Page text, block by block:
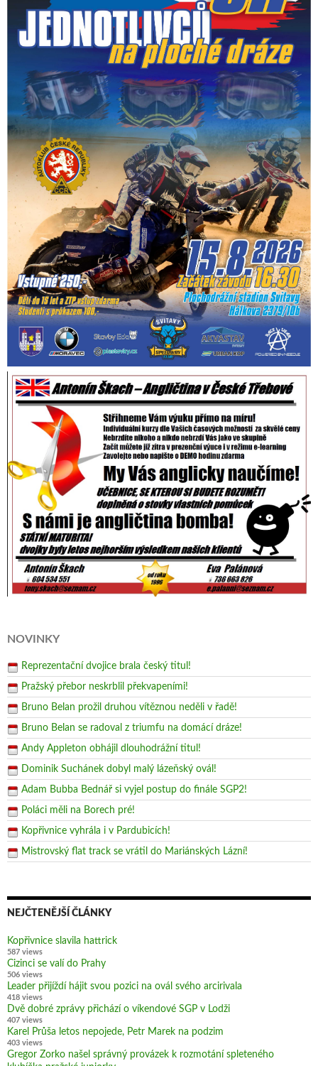
NOVINKY
Reprezentační dvojice brala český titul!
Pražský přebor neskrblil překvapeními!
Bruno Belan prožil druhou vítěznou neděli v řadě!
Bruno Belan se radoval z triumfu na domácí dráze!
Andy Appleton obhájil dlouhodrážní titul!
Dominik Suchánek dobyl malý lázeňský ovál!
Adam Bubba Bednář si vyjel postup do finále SGP2!
Poláci měli na Borech pré!
Kopřivnice vyhrála i v Pardubicích!
Mistrovský flat track se vrátil do Mariánských Lázní!
NEJČTENĚJŠÍ ČLÁNKY
Kopřivnice slavila hattrick
587 views
Cizinci se valí do Prahy
506 views
Leader přijíždí hájit svou pozici na ovál svého arcirivala
418 views
Dvě dobré zprávy přichází o víkendové SGP v Lodži
407 views
Karel Průša letos nepojede, Petr Marek na podzim
403 views
Gregor Zorko našel správný provázek k rozmotání spleteného